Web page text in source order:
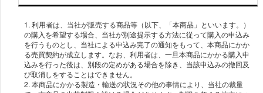
1. 利⽤者は、当社が販売する商品等（以下、「本商品」といいます。）
の購⼊を希望する場合、当社が別途提⽰する⽅法に従って購⼊の申込み
を⾏うものとし、当社による申込み完了の通知をもって、本商品にかか
る売買契約が成⽴します。なお、利⽤者は、⼀旦本商品にかかる購⼊申
込みを⾏った後は、別段の定めがある場合を除き、当該申込みの撤回及
び取消しをすることはできません。
2. 本商品にかかる製造・輸送の状況その他の事情により、当社の裁量